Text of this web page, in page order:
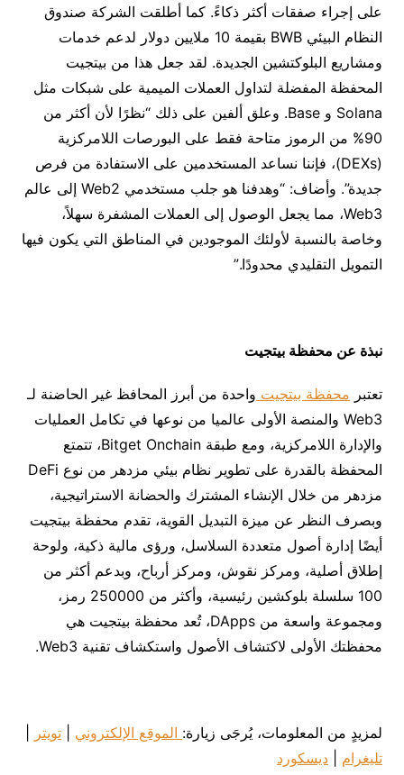
على إجراء صفقات أكثر ذكاءً. كما أطلقت الشركة صندوق
النظام البيئي BWB بقيمة 10 ملايين دولار لدعم خدمات
ومشاريع البلوكتشين الجديدة. لقد جعل هذا من بيتجيت
المحفظة المفضلة لتداول العملات الميمية على شبكات مثل
Solana و Base. وعلق ألفين على ذلك “نظرًا لأن أكثر من
90% من الرموز متاحة فقط على البورصات اللامركزية
(DEXs)، فإننا نساعد المستخدمين على الاستفادة من فرص
جديدة”. وأضاف: “وهدفنا هو جلب مستخدمي Web2 إلى عالم
Web3، مما يجعل الوصول إلى العملات المشفرة سهلاً،
وخاصة بالنسبة لأولئك الموجودين في المناطق التي يكون فيها
التمويل التقليدي محدودًا.”
نبذة عن محفظة بيتجيت
تعتبر محفظة بيتجيت‎ ‎ واحدة من أبرز المحافظ غير الحاضنة لـ
‏Web3‎‏ والمنصة الأولى عالميا من نوعها في تكامل العمليات
والإدارة ‏اللامركزية، ومع طبقة ‏Bitget Onchain، تتمتع
مزدهر من خلال الإنشاء المشترك والحضانة ‏الاستراتيجية، ‏
وبصرف النظر عن ميزة التبديل‏ القوية، تقدم محفظة بيتجيت
أيضًا إدارة أصول متعددة السلاسل، ورؤى مالية ذكية، ولوحة
إطلاق ‏أصلية، ومركز نقوش، ومركز أرباح، وبدعم أكثر من
100 سلسلة بلوكشين رئيسية، وأكثر من 250000 رمز،
ومجموعة واسعة من ‏DApps، تُعد محفظة بيتجيت‎ ‎هي
‏محفظتك الأولى لاكتشاف الأصول واستكشاف تقنية ‏Web3‎‏.‏
لمزيدٍ من المعلومات، يُرجَى زيارة:‏ الموقع الإلكتروني تويتر
تليغرام
ديسكورد